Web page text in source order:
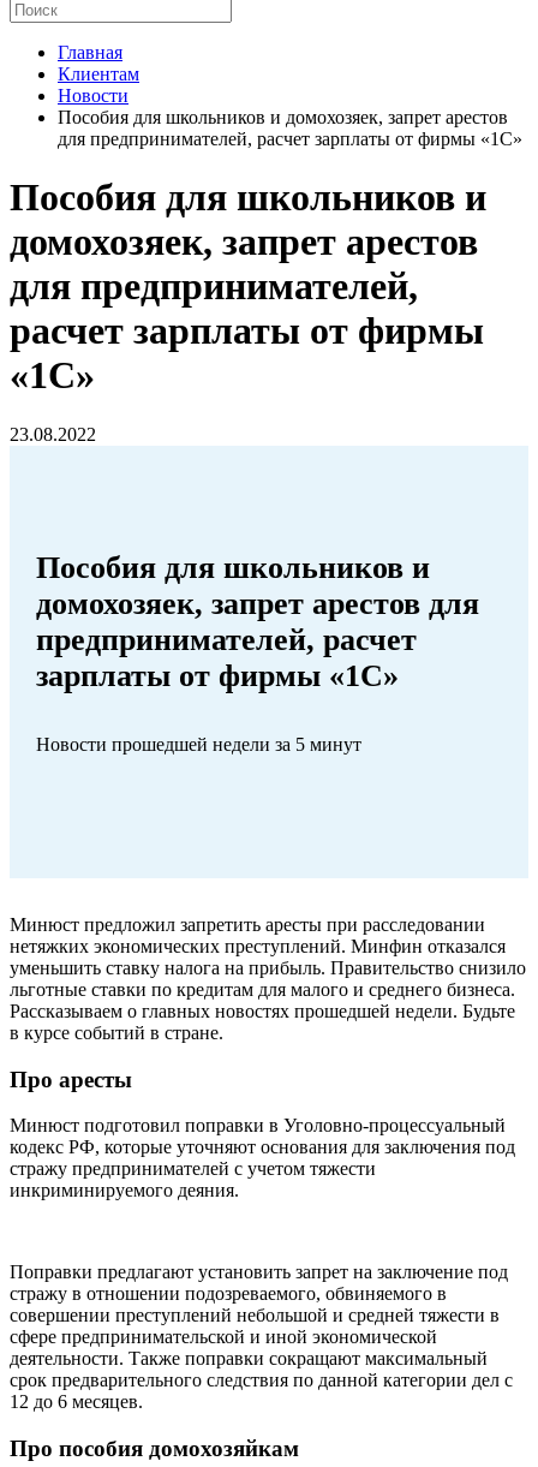
Главная
Клиентам
Новости
Пособия для школьников и домохозяек, запрет арестов
для предпринимателей, расчет зарплаты от фирмы «1С»
Пособия для школьников и
домохозяек, запрет арестов
для предпринимателей,
расчет зарплаты от фирмы
«1С»
23.08.2022
Пособия для школьников и
домохозяек, запрет арестов для
предпринимателей, расчет
зарплаты от фирмы «1С»
Новости прошедшей недели за 5 минут
Минюст предложил запретить аресты при расследовании
нетяжких экономических преступлений. Минфин отказался
уменьшить ставку налога на прибыль. Правительство снизило
льготные ставки по кредитам для малого и среднего бизнеса.
Рассказываем о главных новостях прошедшей недели. Будьте
в курсе событий в стране.
Про аресты
Минюст подготовил поправки в Уголовно-процессуальный
кодекс РФ, которые уточняют основания для заключения под
стражу предпринимателей с учетом тяжести
инкриминируемого деяния.
Поправки предлагают установить запрет на заключение под
стражу в отношении подозреваемого, обвиняемого в
совершении преступлений небольшой и средней тяжести в
сфере предпринимательской и иной экономической
деятельности. Также поправки сокращают максимальный
срок предварительного следствия по данной категории дел с
12 до 6 месяцев.
Про пособия домохозяйкам